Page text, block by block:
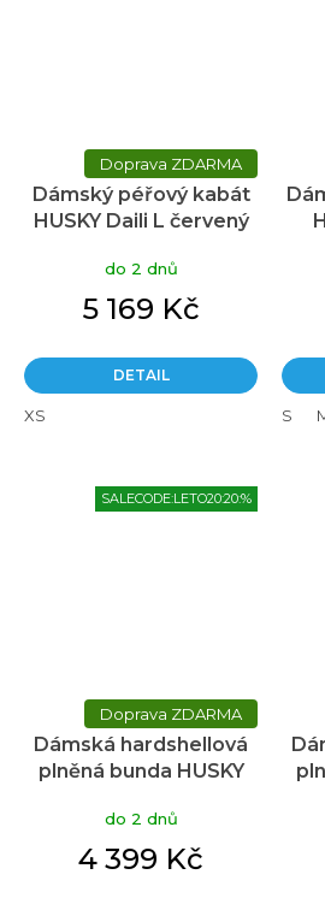
ZDARMA
Dámský péřový kabát
HUSKY Daili L červený
do 2 dnů
5 169 Kč
DETAIL
XS S
SALECODE:LETO20:20:%
ZDARMA
Dámská hardshellová
plněná bunda HUSKY
do 2 dnů
4 399 Kč